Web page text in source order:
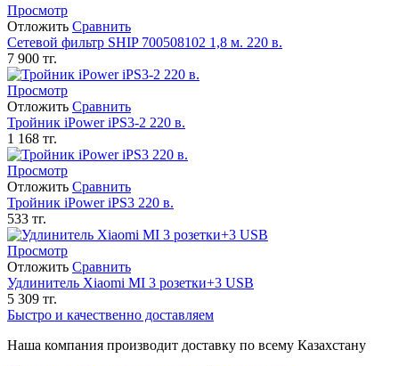
Просмотр
Отложить Сравнить
Сетевой фильтр SHIP 700508102 1,8 м. 220 в.
7 900 тг.
Просмотр
Отложить Сравнить
Тройник iPower iPS3-2 220 в.
1 168 тг.
Просмотр
Отложить Сравнить
Тройник iPower iPS3 220 в.
533 тг.
Просмотр
Отложить Сравнить
Удлинитель Xiaomi MI 3 розетки+3 USB
5 309 тг.
Быстро и качественно доставляем
Наша компания производит доставку по всему Казахстану